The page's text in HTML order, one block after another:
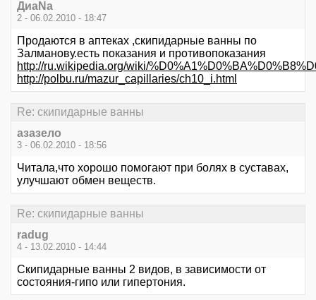
ДиаNa
2 - 06.02.2010 - 18:47
Продаются в аптеках ,скипидарные ванны по
Залманову.есть показания и противопоказания
http://ru.wikipedia.org/wiki/
http://polbu.ru/mazur_capillaries/ch10_i.html
Re: скипидарные ванны
азазело
3 - 06.02.2010 - 18:56
Читала,что хорошо помогают при болях в суставах,
улучшают обмен веществ.
Re: скипидарные ванны
radug
4 - 13.02.2010 - 14:44
Скипидарные ванны 2 видов, в зависимости от
состояния-гипо или гипертония.